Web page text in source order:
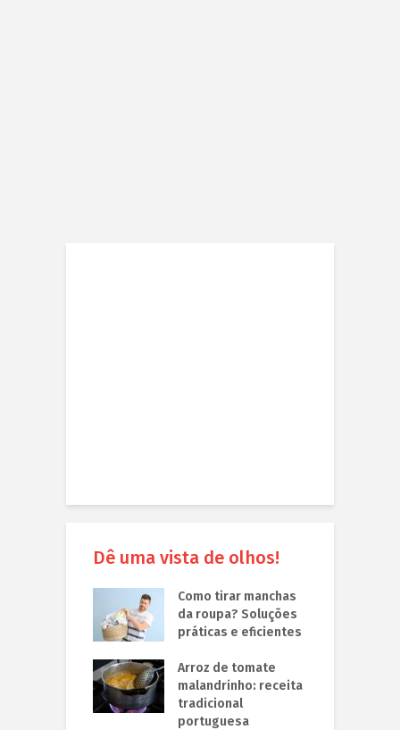
Dê uma vista de olhos!
Como tirar manchas
da roupa? Soluções
práticas e eficientes
Arroz de tomate
malandrinho: receita
tradicional
portuguesa